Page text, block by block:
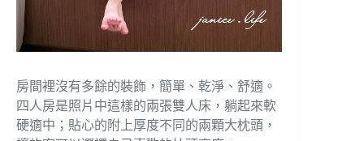
房間裡沒有多餘的裝飾，簡單、乾淨、舒適。
四人房是照片中這樣的兩張雙人床，躺起來軟
硬適中；貼心的附上厚度不同的兩顆大枕頭，